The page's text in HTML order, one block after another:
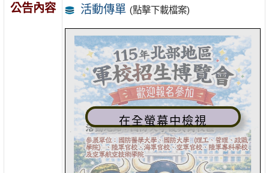
公告內容
活動傳單 (點擊下載檔案)
在全螢幕中檢視